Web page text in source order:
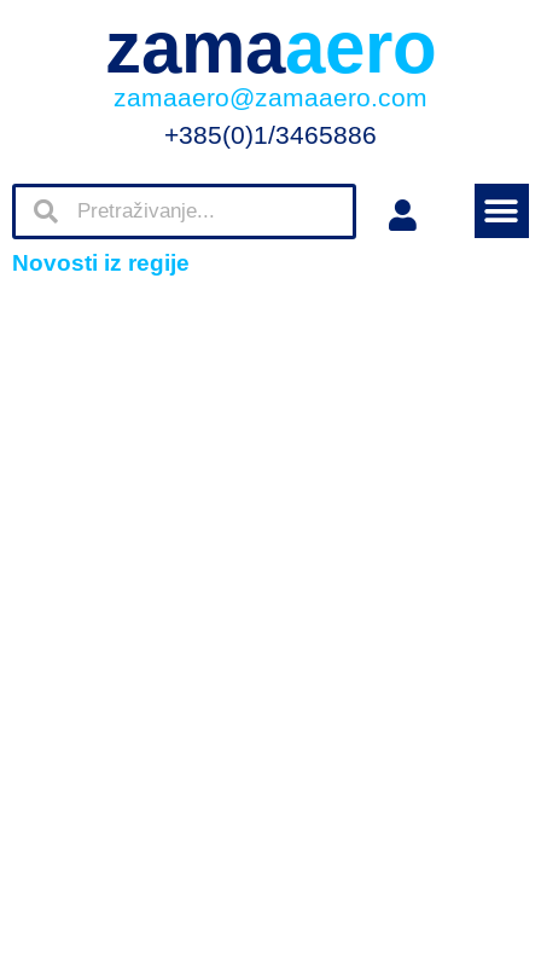
zamaaero
zamaaero@zamaaero.com
+385(0)1/3465886
Novosti iz regije